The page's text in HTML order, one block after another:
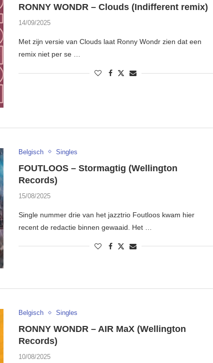
RONNY WONDR – Clouds (Indifferent remix)
14/09/2025
Met zijn versie van Clouds laat Ronny Wondr zien dat een
remix niet per se …
Belgisch Singles
FOUTLOOS – Stormagtig (Wellington
Records)
15/08/2025
Single nummer drie van het jazztrio Foutloos kwam hier
recent de redactie binnen gewaaid. Het …
Belgisch Singles
RONNY WONDR – AIR MaX (Wellington
Records)
10/08/2025